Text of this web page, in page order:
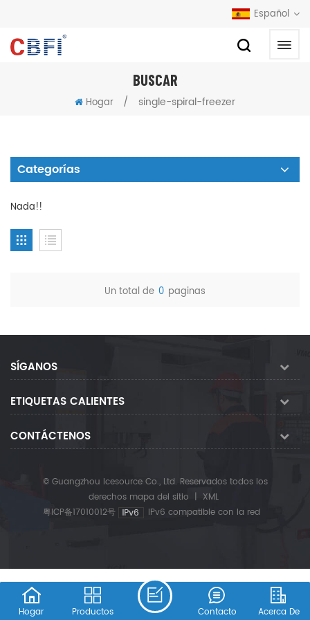
Español
BUSCAR
Hogar / single-spiral-freezer
Categorías
Nada!!
Un total de 0 paginas
SÍGANOS
ETIQUETAS CALIENTES
CONTÁCTENOS
© Guangzhou Icesource Co., Ltd. Reservados todos los
derechos mapa del sitio | XML
粤ICP备17010012号
IPv6 compatible con la red
Hogar Productos Acerca De
Contacto